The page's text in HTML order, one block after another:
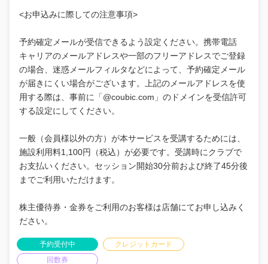
<お申込みに際しての注意事項>
予約確定メールが受信できるよう設定ください。携帯電話
キャリアのメールアドレスや一部のフリーアドレスでご登録
の場合、迷惑メールフィルタなどによって、予約確定メール
が届きにくい場合がございます。上記のメールアドレスを使
用する際は、事前に「@coubic.com」のドメインを受信許可
する設定にしてください。
一般（会員様以外の方）が本サービスを受講するためには、
施設利用料1,100円（税込）が必要です。受講時にクラブで
お支払いください。セッション開始30分前および終了45分後
までご利用いただけます。
株主優待券・金券をご利用のお客様は店舗にてお申し込みく
ださい。
予約受付中
クレジットカード
回数券